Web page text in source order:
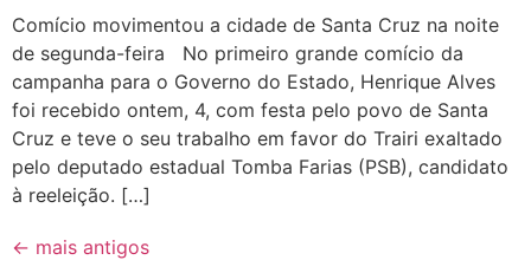
Comício movimentou a cidade de Santa Cruz na noite
de segunda-feira No primeiro grande comício da
campanha para o Governo do Estado, Henrique Alves
foi recebido ontem, 4, com festa pelo povo de Santa
Cruz e teve o seu trabalho em favor do Trairi exaltado
pelo deputado estadual Tomba Farias (PSB), candidato
à reeleição. […]
← mais antigos